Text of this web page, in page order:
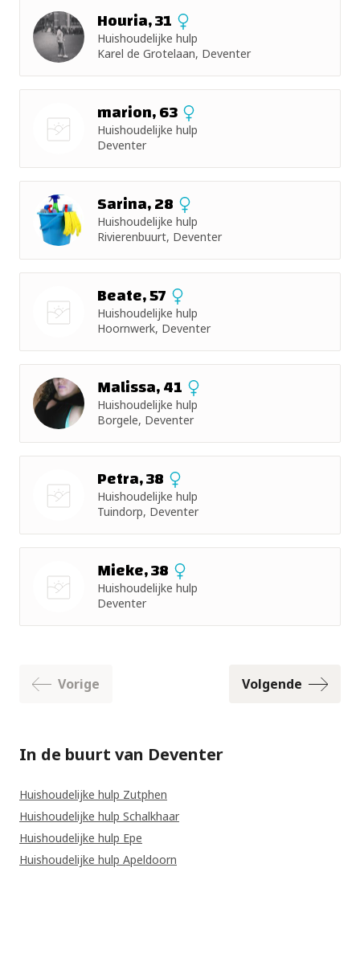
Houria, 31
Huishoudelijke hulp
Karel de Grotelaan, Deventer
marion, 63
Huishoudelijke hulp
Deventer
Sarina, 28
Huishoudelijke hulp
Rivierenbuurt, Deventer
Beate, 57
Huishoudelijke hulp
Hoornwerk, Deventer
Malissa, 41
Huishoudelijke hulp
Borgele, Deventer
Petra, 38
Huishoudelijke hulp
Tuindorp, Deventer
Mieke, 38
Huishoudelijke hulp
Deventer
Vorige Volgende
In de buurt van Deventer
Huishoudelijke hulp Zutphen
Huishoudelijke hulp Schalkhaar
Huishoudelijke hulp Epe
Huishoudelijke hulp Apeldoorn